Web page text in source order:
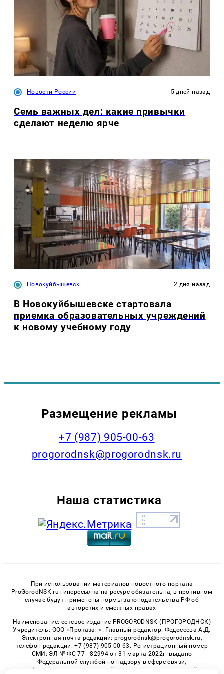
Новости России 5 дней назад
Семь важных дел: какие привычки
сделают неделю ярче
Новокуйбышевск 2 дня назад
В Новокуйбышевске стартовала
приемка образовательных учреждений
к новому учебному году
Размещение рекламы
+7 (987) 905-00-63
progorodnsk@progorodnsk.ru
Наша статистика
При использовании материалов новостного портала
ProGorodNSK.ru гиперссылка на ресурс обязательна, в противном
случае будут применены нормы законодательства РФ об
авторских и смежных правах
Наименование: сетевое издание PROGORODNSK (ПРОГОРОДНСК)
Учредитель: ООО «Проказан». Главный редактор: Федосеева А.Д.
Электронная почта редакции: progorodnsk@progorodnsk.ru,
телефон редакции: +7 (987) 905-00-63. Регистрационный номер
СМИ: ЭЛ № ФС 77 - 82994 от 31 марта 2022г. выдано
Федеральной службой по надзору в сфере связи,
информационных технологий и массовых коммуникаций.